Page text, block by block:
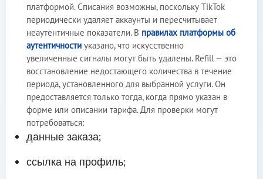
платформой. Списания возможны, поскольку TikTok
периодически удаляет аккаунты и пересчитывает
неаутентичные показатели. В правилах платформы об
аутентичности указано, что искусственно
увеличенные сигналы могут быть удалены. Refill — это
восстановление недостающего количества в течение
периода, установленного для выбранной услуги. Он
предоставляется только тогда, когда прямо указан в
форме или описании тарифа. Для проверки могут
потребоваться:
данные заказа;
ссылка на профиль;